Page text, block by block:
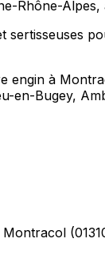
Rhône-
engin à
en-Bugey,